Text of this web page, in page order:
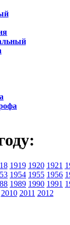
1919 1920 1921
1954 1955 1956
1989 1990 1991
2010 2011 2012